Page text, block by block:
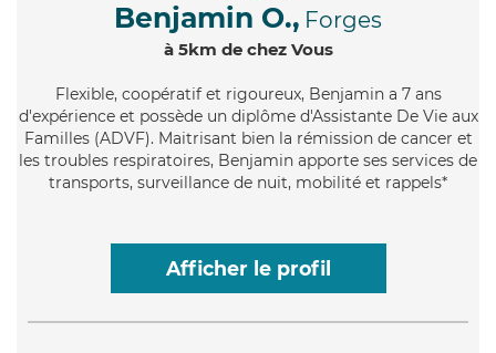
Benjamin O., Forges
à 5km de chez Vous
Flexible, coopératif et rigoureux, Benjamin a 7 ans
d'expérience et possède un diplôme d'Assistante De Vie aux
Familles (ADVF). Maitrisant bien la rémission de cancer et
les troubles respiratoires, Benjamin apporte ses services de
transports, surveillance de nuit, mobilité et rappels*
Afficher le profil